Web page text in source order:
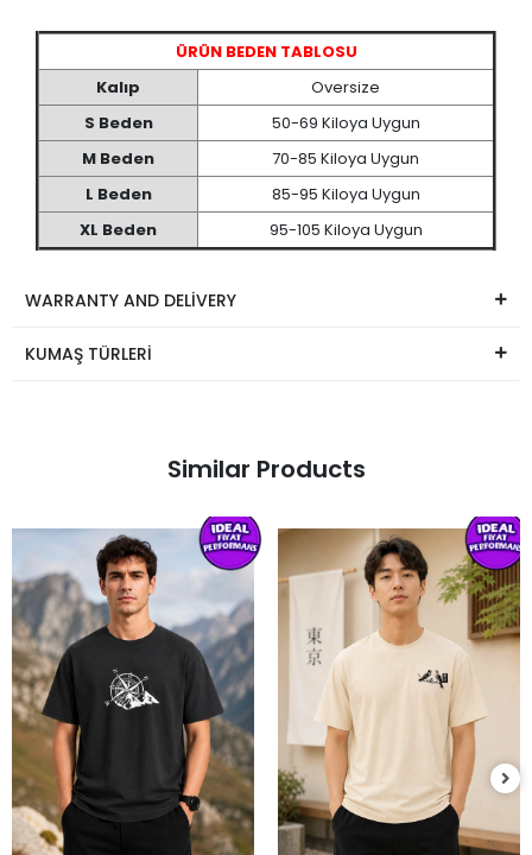
ÜRÜN BEDEN TABLOSU
Kalıp
Oversize
S Beden
50-69 Kiloya Uygun
M Beden
70-85 Kiloya Uygun
L Beden
85-95 Kiloya Uygun
XL Beden
95-105 Kiloya Uygun
WARRANTY AND DELİVERY
KUMAŞ TÜRLERİ
Similar Products